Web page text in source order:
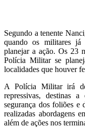
Segundo a tenente
quando os militares já
planejar a ação. Os 23
Polícia Militar se
localidades que houver
A Polícia Militar irá
repressivas, destinas
segurança dos foliões e
realizadas abordagens
além de ações nos